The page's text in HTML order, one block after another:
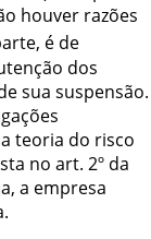
houver razões
é de
dos
sua suspensão.
teoria do risco
no art. 2º da
a empresa